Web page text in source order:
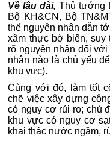
Về lâu dài, Thủ tướng
Bộ KH&CN, Bộ
thể nguyên nhân dẫn
xâm thực bờ biển, suy
rõ nguyên nhân đối
nhân nào là chủ yếu
khu vực).
Cùng với đó, làm tốt
chẽ việc xây dựng
có nguy cơ rủi ro; chủ
khu vực có nguy cơ
khai thác nước ngầm,